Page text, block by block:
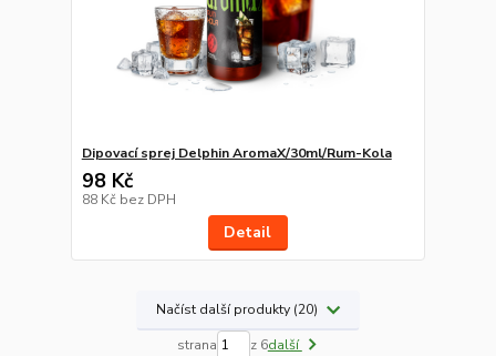
Dipovací sprej Delphin AromaX/30ml/Rum-Kola
98 Kč
88 Kč bez DPH
Detail
Načíst další produkty (20)
strana z 6další